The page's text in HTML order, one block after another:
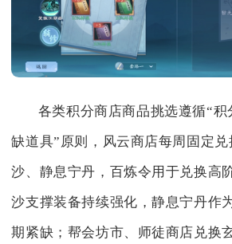
各类积分商店商品挑选遵循“
缺道具”原则，风云商店每周固定兑
沙、静息宁丹，百炼令用于兑换高
沙支撑装备持续强化，静息宁丹作
期紧缺；帮会坊市、师徒商店兑换